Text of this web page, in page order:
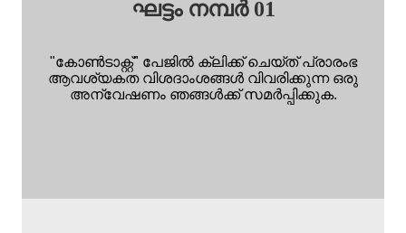
ഘട്ടം നമ്പർ 01
"കോൺടാക്റ്റ്" പേജിൽ ക്ലിക്ക് ചെയ്ത് പ്രാരംഭ
ആവശ്യകത വിശദാംശങ്ങൾ വിവരിക്കുന്ന ഒരു
അന്വേഷണം ഞങ്ങൾക്ക് സമർപ്പിക്കുക.